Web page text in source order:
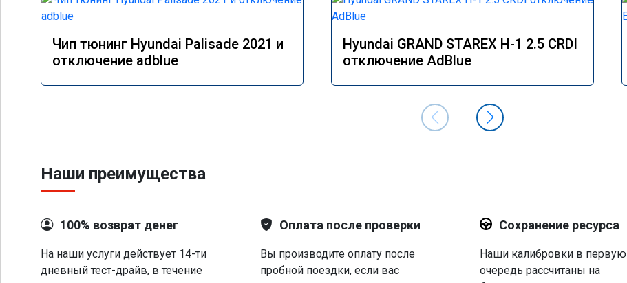
Чип тюнинг Hyundai Palisade 2021 и
отключение adblue
Hyundai GRAND STAREX H-1 2.5 CRDI
отключение AdBlue
Наши преимущества
100% возврат денег
На наши услуги действует 14-ти
дневный тест-драйв, в течение
Оплата после проверки
Вы производите оплату после
пробной поездки, если вас
Сохранение ресурса
Наши калибровки в первую
очередь рассчитаны на